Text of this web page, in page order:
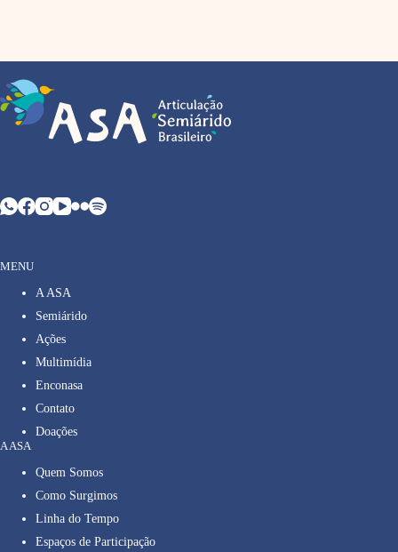
MENU
A ASA
Semiárido
Ações
Multimídia
Enconasa
Contato
Doações
A ASA
Quem Somos
Como Surgimos
Linha do Tempo
Espaços de Participação